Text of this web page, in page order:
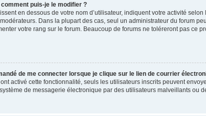
puis-je le modifier ?
en dessous de votre nom d’utilisateur, indiquent votre activité
Dans la plupart des cas, seul un administrateur du forum
votre rang sur le forum. Beaucoup de forums ne toléreront pas
de me connecter lorsque je clique sur le lien de courrier
activé cette fonctionnalité, seuls les utilisateurs inscrits peuvent
de messagerie électronique par des utilisateurs malveillants ou